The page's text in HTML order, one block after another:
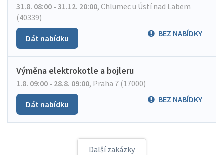
31.8. 08:00 - 31.12. 20:00, Chlumec u Ústí nad Labem
(40339)
BEZ NABÍDKY
Dát nabídku
Výměna elektrokotle a bojleru
1.8. 09:00 - 28.8. 09:00, Praha 7 (17000)
BEZ NABÍDKY
Dát nabídku
Další zakázky